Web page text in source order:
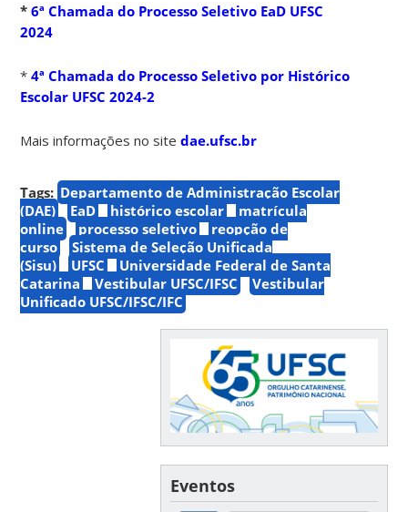
*6ª Chamada do Processo Seletivo EaD UFSC
2024
*4ª Chamada do Processo Seletivo por Histórico
Escolar UFSC 2024-2
Mais informações no sitedae.ufsc.br
Tags: Departamento de Administração Escolar
(DAE)
EaD histórico escolar
matrícula
online
processo seletivo
reopção de
curso
Sistema de Seleção Unificada
(Sisu)
UFSC
Universidade Federal de Santa
Catarina
Vestibular UFSC/IFSC
Vestibular
Unificado UFSC/IFSC/IFC
Eventos